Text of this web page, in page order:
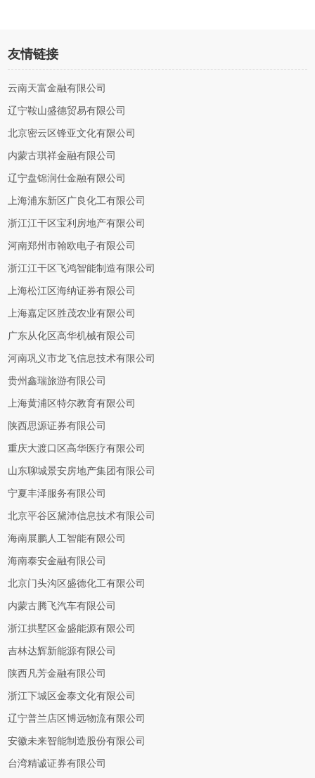
友情链接
云南天富金融有限公司
辽宁鞍山盛德贸易有限公司
北京密云区锋亚文化有限公司
内蒙古琪祥金融有限公司
辽宁盘锦润仕金融有限公司
上海浦东新区广良化工有限公司
浙江江干区宝利房地产有限公司
河南郑州市翰欧电子有限公司
浙江江干区飞鸿智能制造有限公司
上海松江区海纳证券有限公司
上海嘉定区胜茂农业有限公司
广东从化区高华机械有限公司
河南巩义市龙飞信息技术有限公司
贵州鑫瑞旅游有限公司
上海黄浦区特尔教育有限公司
陕西思源证券有限公司
重庆大渡口区高华医疗有限公司
山东聊城景安房地产集团有限公司
宁夏丰泽服务有限公司
北京平谷区黛沛信息技术有限公司
海南展鹏人工智能有限公司
海南泰安金融有限公司
北京门头沟区盛德化工有限公司
内蒙古腾飞汽车有限公司
浙江拱墅区金盛能源有限公司
吉林达辉新能源有限公司
陕西凡芳金融有限公司
浙江下城区金泰文化有限公司
辽宁普兰店区博远物流有限公司
安徽未来智能制造股份有限公司
台湾精诚证券有限公司